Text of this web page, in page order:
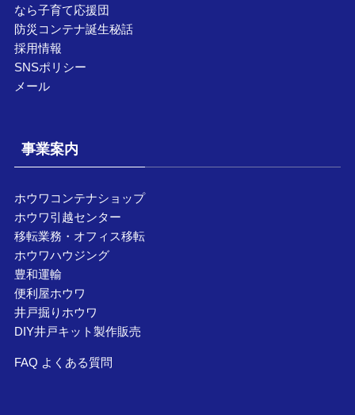
なら子育て応援団
防災コンテナ誕生秘話
採用情報
SNSポリシー
メール
事業案内
ホウワコンテナショップ
ホウワ引越センター
移転業務・オフィス移転
ホウワハウジング
豊和運輸
便利屋ホウワ
井戸掘りホウワ
DIY井戸キット製作販売
FAQ よくある質問